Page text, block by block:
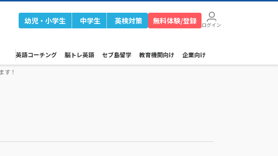
幼児・小学生 中学生 英検対策 無料体験/登録 ログイン
英語コーチング 脳トレ英語 セブ島留学 教育機関向け 企業向け
す！